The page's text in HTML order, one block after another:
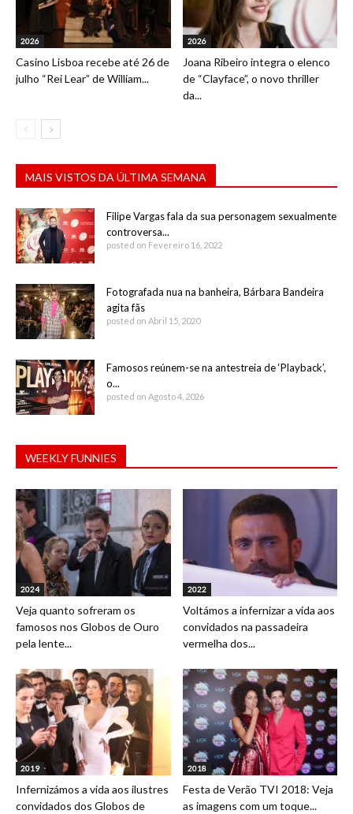
2026
Casino Lisboa recebe até 26 de
julho “Rei Lear” de William...
2026
Joana Ribeiro integra o elenco
de “Clayface”, o novo thriller
da...
MAIS VISTOS DA ÚLTIMA SEMANA
Filipe Vargas fala da sua personagem sexualmente
controversa...
posted on Fevereiro 16, 2022
Fotografada nua na banheira, Bárbara Bandeira
agita fãs
posted on Abril 15, 2020
Famosos reúnem-se na antestreia de ‘Playback’,
o...
posted on Agosto 4, 2026
WEEKLY FUNNIES
2024
Veja quanto sofreram os
famosos nos Globos de Ouro
pela lente...
2022
Voltámos a infernizar a vida aos
convidados na passadeira
vermelha dos...
2019
Infernizámos a vida aos ilustres
convidados dos Globos de
2018
Festa de Verão TVI 2018: Veja
as imagens com um toque...